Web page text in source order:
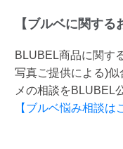
【ブルベに関する
BLUBEL商品に関す
写真ご提供による)
メの相談をBLUBEL
【ブルベ悩み相談は